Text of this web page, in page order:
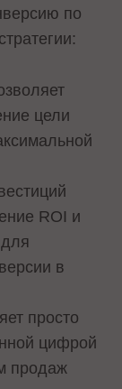
по
цели
ROI и
в
просто
цифрой
продаж